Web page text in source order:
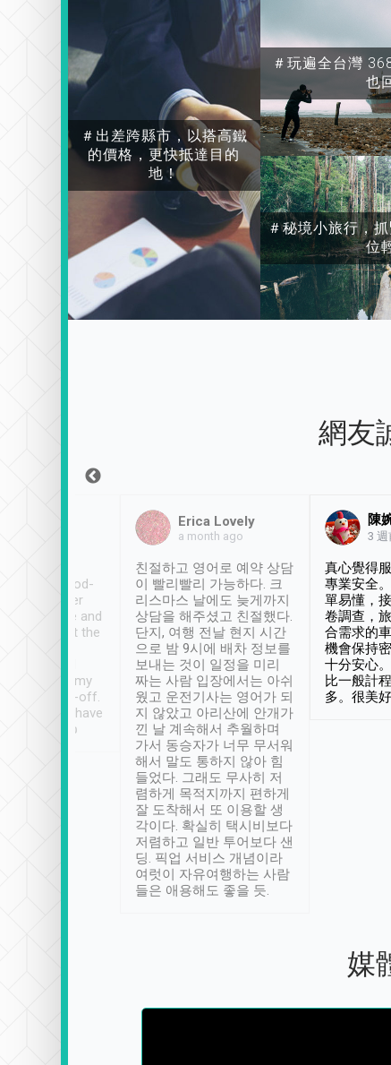
＃出差跨縣市，以搭高鐵
的價格，更快抵達目的
地！
＃玩遍全台灣
也
＃秘境小旅行，
位
網友
in good-
and the driver
awesome and
Driver went the
arrived at my
after drop-off.
something I have
elsewhere 👍
Erica Lovely
a month ago
친절하고 영어로 예약 상담
이 빨리빨리 가능하다. 크
리스마스 날에도 늦게까지
상담을 해주셨고 친절했다.
단지, 여행 전날 현지 시간
으로 밤 9시에 배차 정보를
보내는 것이 일정을 미리
짜는 사람 입장에서는 아쉬
웠고 운전기사는 영어가 되
지 않았고 아리산에 안개가
낀 날 계속해서 추월하며
가서 동승자가 너무 무서워
해서 말도 통하지 않아 힘
들었다. 그래도 무사히 저
렴하게 목적지까지 편하게
잘 도착해서 또 이용할 생
각이다. 확실히 택시비보다
저렴하고 일반 투어보다 샌
딩. 픽업 서비스 개념이라
여럿이 자유여행하는 사람
들은 애용해도 좋을 듯.
陳
3 週
真心覺得
專業安全
單易懂，
卷調查，
合需求的
機會保持
十分安心
比一般計
多。很美
媒